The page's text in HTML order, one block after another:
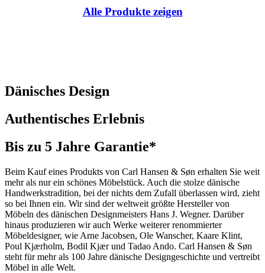
Alle Produkte zeigen
Dänisches Design
Authentisches Erlebnis
Bis zu 5 Jahre Garantie*
Beim Kauf eines Produkts von Carl Hansen & Søn erhalten Sie weit
mehr als nur ein schönes Möbelstück. Auch die stolze dänische
Handwerkstradition, bei der nichts dem Zufall überlassen wird, zieht
so bei Ihnen ein. Wir sind der weltweit größte Hersteller von
Möbeln des dänischen Designmeisters Hans J. Wegner. Darüber
hinaus produzieren wir auch Werke weiterer renommierter
Möbeldesigner, wie Arne Jacobsen, Ole Wanscher, Kaare Klint,
Poul Kjærholm, Bodil Kjær und Tadao Ando. Carl Hansen & Søn
steht für mehr als 100 Jahre dänische Designgeschichte und vertreibt
Möbel in alle Welt.